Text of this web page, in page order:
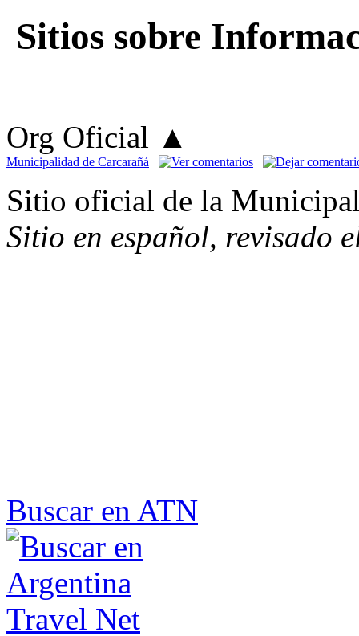
Sitios sobre
Org Oficial ▲
Municipalidad de Carcarañá
Sitio oficial de la
Sitio en español, revisado
Buscar en ATN